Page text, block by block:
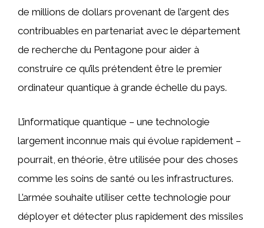
de millions de dollars provenant de l’argent des
contribuables en partenariat avec le département
de recherche du Pentagone pour aider à
construire ce qu’ils prétendent être le premier
ordinateur quantique à grande échelle du pays.
L’informatique quantique – une technologie
largement inconnue mais qui évolue rapidement – ​​
pourrait, en théorie, être utilisée pour des choses
comme les soins de santé ou les infrastructures.
L’armée souhaite utiliser cette technologie pour
déployer et détecter plus rapidement des missiles